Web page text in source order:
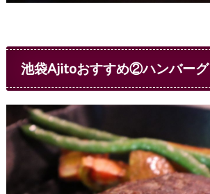
池袋Ajitoおすすめ②ハンバーグ